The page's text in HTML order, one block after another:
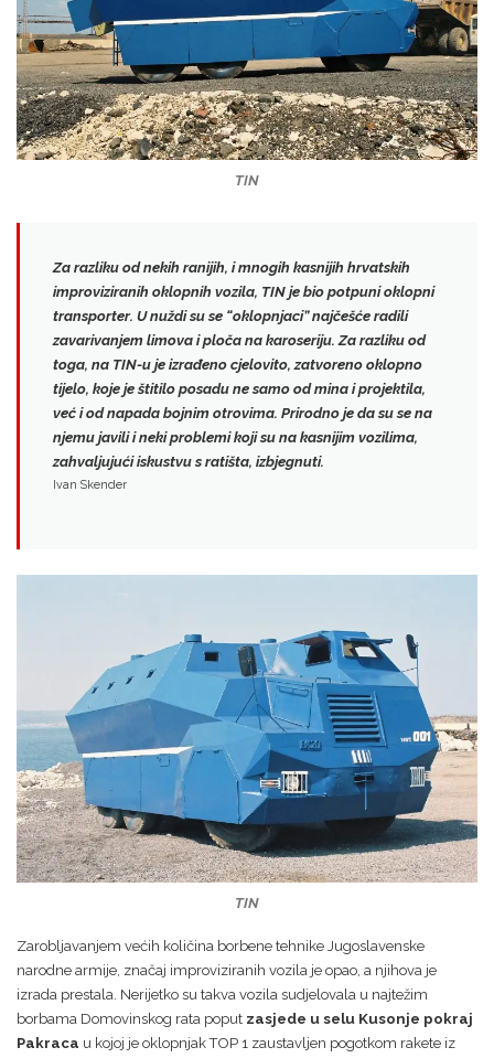
TIN
Za razliku od nekih ranijih, i mnogih kasnijih hrvatskih
improviziranih oklopnih vozila, TIN je bio potpuni oklopni
transporter. U nuždi su se “oklopnjaci” najčešće radili
zavarivanjem limova i ploča na karoseriju. Za razliku od
toga, na TIN-u je izrađeno cjelovito, zatvoreno oklopno
tijelo, koje je štitilo posadu ne samo od mina i projektila,
već i od napada bojnim otrovima. Prirodno je da su se na
njemu javili i neki problemi koji su na kasnijim vozilima,
zahvaljujući iskustvu s ratišta, izbjegnuti.
Ivan Skender
TIN
Zarobljavanjem većih količina borbene tehnike Jugoslavenske
narodne armije, značaj improviziranih vozila je opao, a njihova je
izrada prestala. Nerijetko su takva vozila sudjelovala u najtežim
borbama Domovinskog rata poput zasjede u selu Kusonje pokraj
Pakraca u kojoj je oklopnjak TOP 1 zaustavljen pogotkom rakete iz